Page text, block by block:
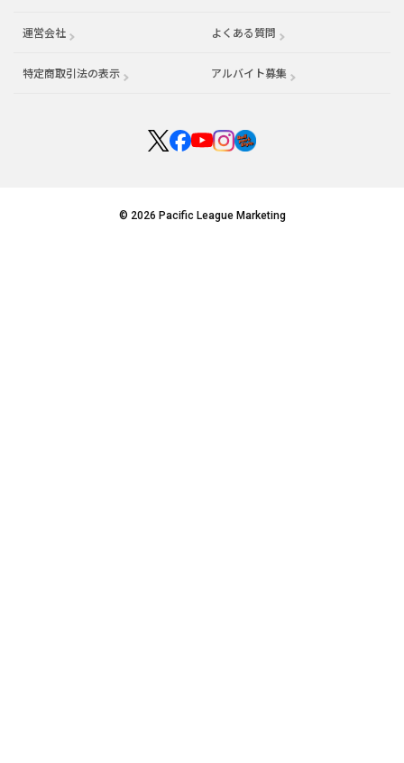
運営会社 （別ウィンドウで開く） よくある質問
特定商取引法の表示 アルバイト募集 （別ウィンドウで開く
© 2026 Pacific League Marketing